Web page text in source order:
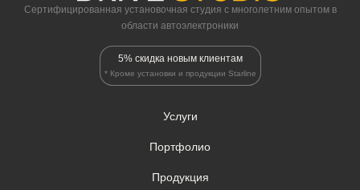
Сертифицированная установочная студия c многолетним опытом в
области автоэлектроники
5% скидка новым клиентам
* Кроме установки и продукции Starline
Услуги
Портфолио
Продукция